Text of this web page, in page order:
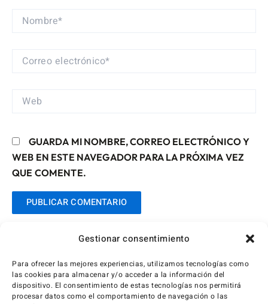
Gestionar consentimiento
Para ofrecer las mejores experiencias, utilizamos tecnologías como
las cookies para almacenar y/o acceder a la información del
dispositivo. El consentimiento de estas tecnologías nos permitirá
procesar datos como el comportamiento de navegación o las
NOMBRE*
CORREO
WEB
GUARDA MI NOMBRE, CORREO ELECTRÓNICO Y
WEB EN ESTE NAVEGADOR PARA LA PRÓXIMA VEZ
QUE COMENTE.